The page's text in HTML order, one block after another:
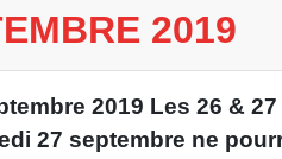
2019
2019 Les 26 &
27 septembre ne